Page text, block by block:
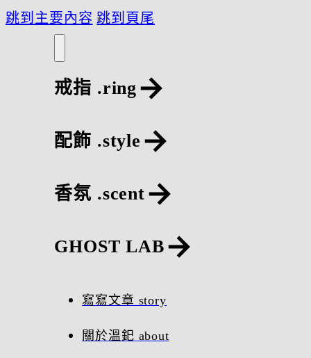
跳到主要內容 跳到頁尾
戒指 .ring
配飾 .style
香氛 .scent
GHOST LAB
寫寫文章 story
關於溫釲 about